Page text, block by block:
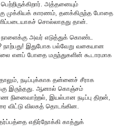
அத்தனையும்
முக்கியக் காரணம், தனக்கிருந்த போதை
சொல்லாதது தான்.
அவர் எடுத்துக் கொண்ட
இதுபோக பல்வேறு வகையான
எனப் போதை மருந்துகளின் கூடாரமாக
நடிப்புக்காக தன்னைச் சீராக
இருந்தது. ஆனால் கொஞ்சம்
இயல்பான நடிப்பு திறன்,
விட்டு விலகத் தொடங்கின.
எதிர்நோக்கி காத்துக்